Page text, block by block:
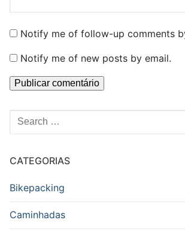
Notify me of follow-up comments
Notify me of new posts by email.
Pesquisar
por:
CATEGORIAS
Bikepacking
Caminhadas